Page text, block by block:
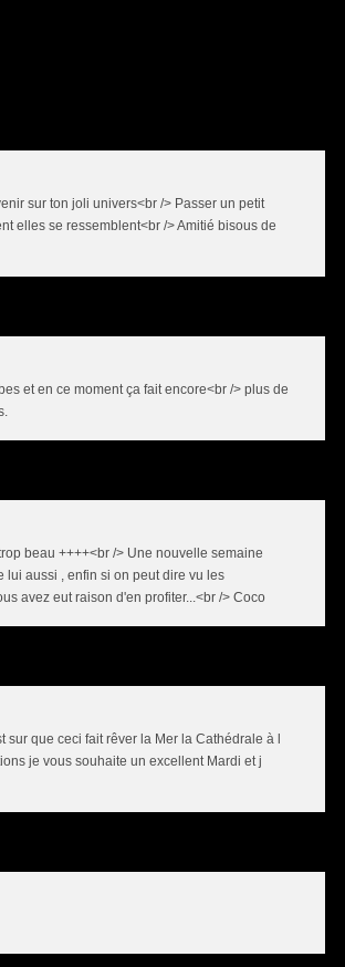
sur ton joli univers<br /> Passer un petit
elles se ressemblent<br /> Amitié bisous de
et en ce moment ça fait encore<br /> plus de
beau ++++<br /> Une nouvelle semaine
lui aussi , enfin si on peut dire vu les
avez eut raison d'en profiter...<br /> Coco
que ceci fait rêver la Mer la Cathédrale à l
je vous souhaite un excellent Mardi et j